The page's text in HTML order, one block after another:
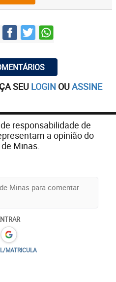
SEU LOGIN OUASSINE
responsabilidade de
a opinião do
Minas.
MATRICULA